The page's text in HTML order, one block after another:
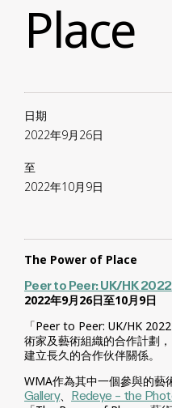
Place
日期
2022年9月26日
至
2022年10月9日
The Power of Place
Peer to Peer: UK/HK 2022
2022年9月26日至10月9日
「Peer to Peer: UK/HK
術家及藝術組織的合作計劃
建立長久的合作伙伴關係。
WMA作為其中一個參與的藝
Gallery、 Redeye – the